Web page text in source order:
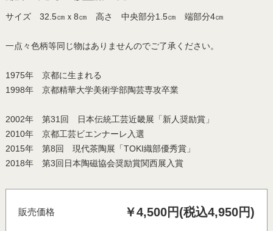
サイズ 32.5㎝ｘ8㎝ 高さ 中央部分1.5㎝ 端部分4㎝
一点々色柄等同じ物はありませんのでご了承ください。
1975年 京都に生まれる
1998年 京都精華大学美術学部陶芸専攻卒業
2002年 第31回 日本伝統工芸近畿展「新人奨励賞」
2010年 京都工芸ビエンナーレ入選
2015年 第8回 現代茶陶展「TOKI織部優秀賞」
2018年 第3回日本陶磁協会奨励賞関西展入賞
販売価格 ￥4,500円(税込4,950円)